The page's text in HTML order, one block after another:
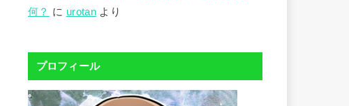
何？
に urotan より
プロフィール